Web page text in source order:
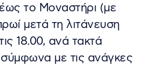
το Μοναστήρι (με
μετά τη λιτάνευση
18.00, ανά τακτά
με τις ανάγκες